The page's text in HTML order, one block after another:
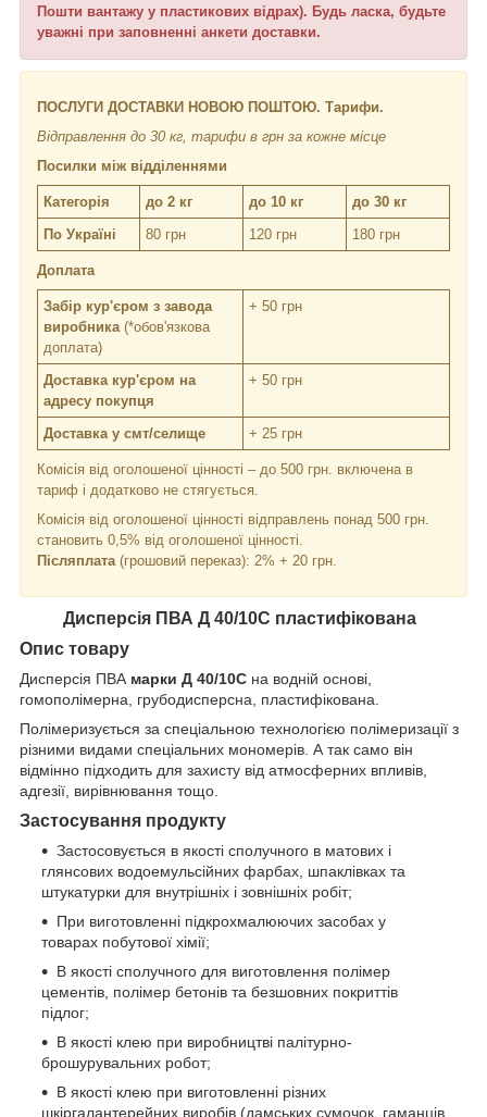
Пошти вантажу у пластикових відрах). Будь ласка, будьте
уважні при заповненні анкети доставки.
ПОСЛУГИ ДОСТАВКИ НОВОЮ ПОШТОЮ. Тарифи.
Відправлення до 30 кг, тарифи в грн за кожне місце
Посилки між відділеннями
Категорія до 2 кг до 10 кг
до 30 кг
По Україні
80 грн 120 грн 180 грн
Доплата
Забір кур'єром з завода
виробника (*обов'язкова
доплата)
+ 50 грн
Доставка кур'єром на
адресу покупця
+ 50 грн
Доставка у смт/селище + 25 грн
Комісія від оголошеної цінності – до 500 грн. включена в
тариф і додатково не стягується.
Комісія від оголошеної цінності відправлень понад 500 грн.
становить 0,5% від оголошеної цінності.
Післяплата (грошовий переказ): 2% + 20 грн.
Дисперсія ПВА Д 40/10С пластифікована
Опис товару
Дисперсія ПВА марки Д 40/10С на водній основі,
гомополімерна, грубодисперсна, пластифікована.
Полімеризується за спеціальною технологією полімеризації з
різними видами спеціальних мономерів. А так само він
відмінно підходить для захисту від атмосферних впливів,
адгезії, вирівнювання тощо.
Застосування продукту
Застосовується в якості сполучного в матових і
глянсових водоемульсійних фарбах, шпаклівках та
штукатурки для внутрішніх і зовнішніх робіт;
При виготовленні підкрохмалюючих засобах у
товарах побутової хімії;
В якості сполучного для виготовлення полімер
цементів, полімер бетонів та безшовних покриттів
підлог;
В якості клею при виробництві палітурно-
брошурувальних робот;
В якості клею при виготовленні різних
шкіргалантерейних виробів (дамських сумочок, гаманців